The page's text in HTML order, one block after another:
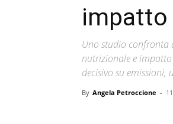
impatto
Uno studio confronta
nutrizionale e
decisivo su emissioni,
By Angela Petroccione -